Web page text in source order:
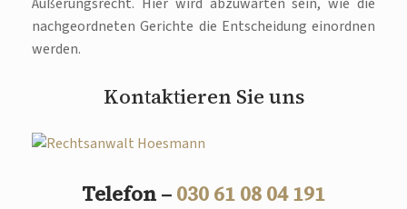
nachgeordneten Gerichte die Entscheidung einordnen
werden.
Kontaktieren Sie uns
Telefon – 030 61 08 04 191